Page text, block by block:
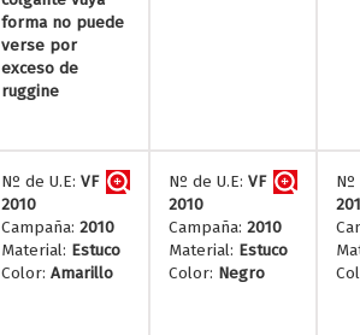
forma no puede
verse por
exceso de
ruggine
Nº de U.E: VF
2010
Campaña: 2010
Material: Estuco
Color: Amarillo
Nº de U.E: VF
2010
Campaña: 2010
Material: Estuco
Color: Negro